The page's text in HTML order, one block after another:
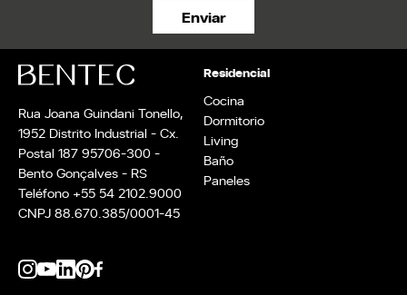
Rua Joana Guindani Tonello,
1952 Distrito Industrial - Cx.
Postal 187 95706-300 -
Bento Gonçalves - RS
Teléfono +55 54 2102.9000
CNPJ 88.670.385/0001-45
Residencial
Cocina
Dormitorio
Living
Baño
Paneles